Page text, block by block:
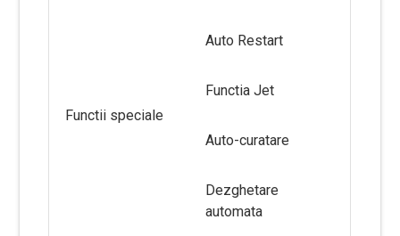
Functii speciale
Auto Restart
Functia Jet
Auto-curatare
Dezghetare
automata